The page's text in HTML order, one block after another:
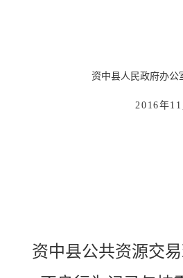
资中县人民政府办公
2016年11
资中县公共资源交